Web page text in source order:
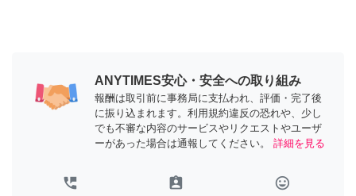
ANYTIMES安心・安全への取り組み
報酬は取引前に事務局に支払われ、評価・完了後
に振り込まれます。利用規約違反の恐れや、少し
でも不審な内容のサービスやリクエストやユーザ
ーがあった場合は通報してください。
詳細を見る
perm_phone_msg assignment_ind tag_faces